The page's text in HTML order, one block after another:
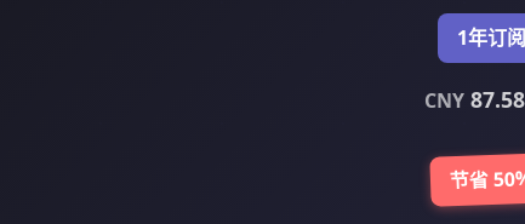
1年订阅
CNY87.58
节省